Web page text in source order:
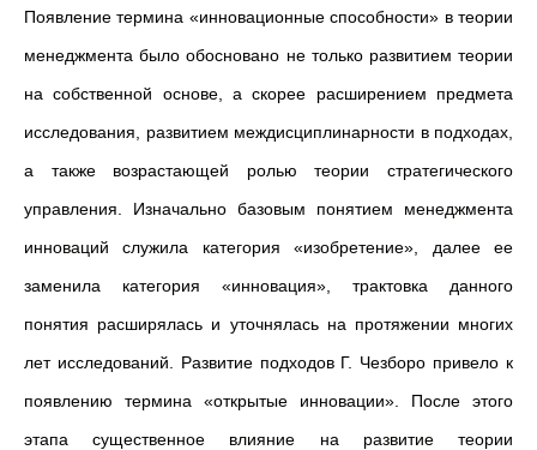
Появление термина «инновационные способности» в теории
менеджмента было обосновано не только развитием теории
на собственной основе, а скорее расширением предмета
исследования, развитием междисциплинарности в подходах,
а также возрастающей ролью теории стратегического
управления. Изначально базовым понятием менеджмента
инноваций служила категория «изобретение», далее ее
заменила категория «инновация», трактовка данного
понятия расширялась и уточнялась на протяжении многих
лет исследований. Развитие подходов Г. Чезборо привело к
появлению термина «открытые инновации». После этого
этапа существенное влияние на развитие теории